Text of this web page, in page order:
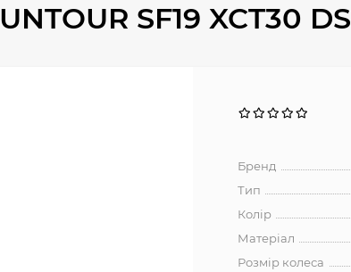
SF19 XCT30
Бренд
Тип
Колір
Матеріал
Розмір колеса